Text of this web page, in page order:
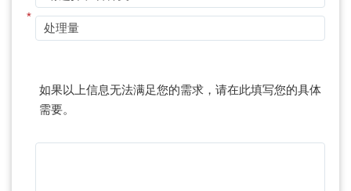
*
如果以上信息无法满足您的需求，请在此填写您的具体
需要。